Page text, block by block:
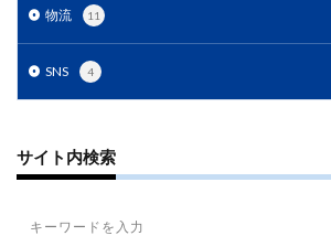
物流 11
SNS 4
サイト内検索